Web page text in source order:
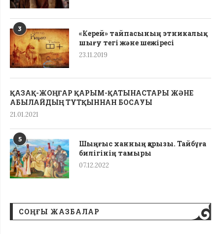
3
«Керей» тайпасының этникалық
шығу тегі жəне шежіресі
23.11.2019
ҚАЗАҚ-ЖОҢҒАР ҚАРЫМ-ҚАТЫНАСТАРЫ ЖӘНЕ
АБЫЛАЙДЫҢ ТҰТҚЫННАН БОСАУЫ
21.01.2021
5
Шыңғыс ханның қарызы. Тайбұға
билігінің тамыры
07.12.2022
СОҢҒЫ ЖАЗБАЛАР